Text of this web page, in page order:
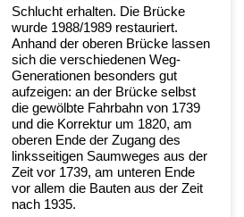
Schlucht erhalten. Die Brücke
wurde 1988/1989 restauriert.
Anhand der oberen Brücke lassen
sich die verschiedenen Weg-
Generationen besonders gut
aufzeigen: an der Brücke selbst
die gewölbte Fahrbahn von 1739
und die Korrektur um 1820, am
oberen Ende der Zugang des
linksseitigen Saumweges aus der
Zeit vor 1739, am unteren Ende
vor allem die Bauten aus der Zeit
nach 1935.